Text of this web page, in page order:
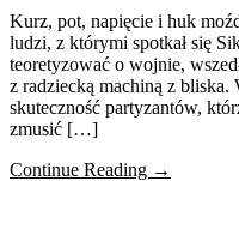
Kurz, pot, napięcie i huk
ludzi, z którymi spotkał się
teoretyzować o wojnie,
z radziecką machiną z bliska.
skuteczność partyzantów,
zmusić […]
Continue Reading →